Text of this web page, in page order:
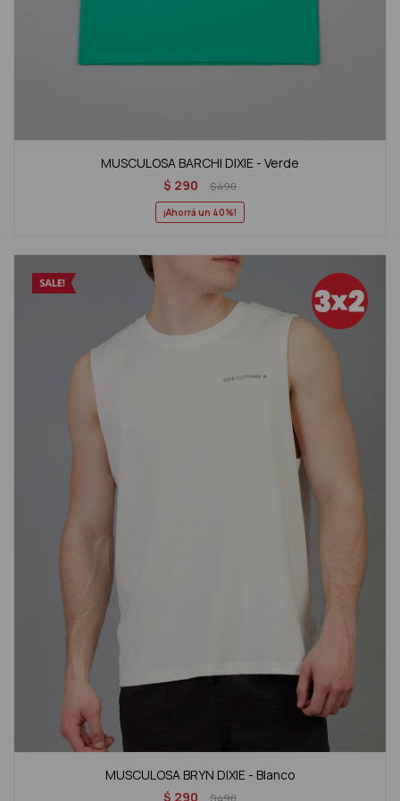
MUSCULOSA BARCHI DIXIE - Verde
$ 290 $490
40
MUSCULOSA BRYN DIXIE - Blanco
$ 290 $490